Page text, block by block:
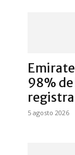
98%
5 agosto 2026